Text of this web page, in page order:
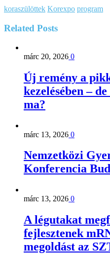
koraszülöttek Korexpo program
Related Posts
márc 20, 2026 0
Új remény a
kezelésében –
ma?
márc 13, 2026 0
Nemzetközi
Konferencia
márc 13, 2026 0
A légutakat
fejlesztenek
megoldást az